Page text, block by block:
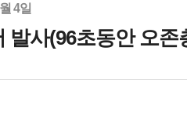
4일
발사(96초동안 오존